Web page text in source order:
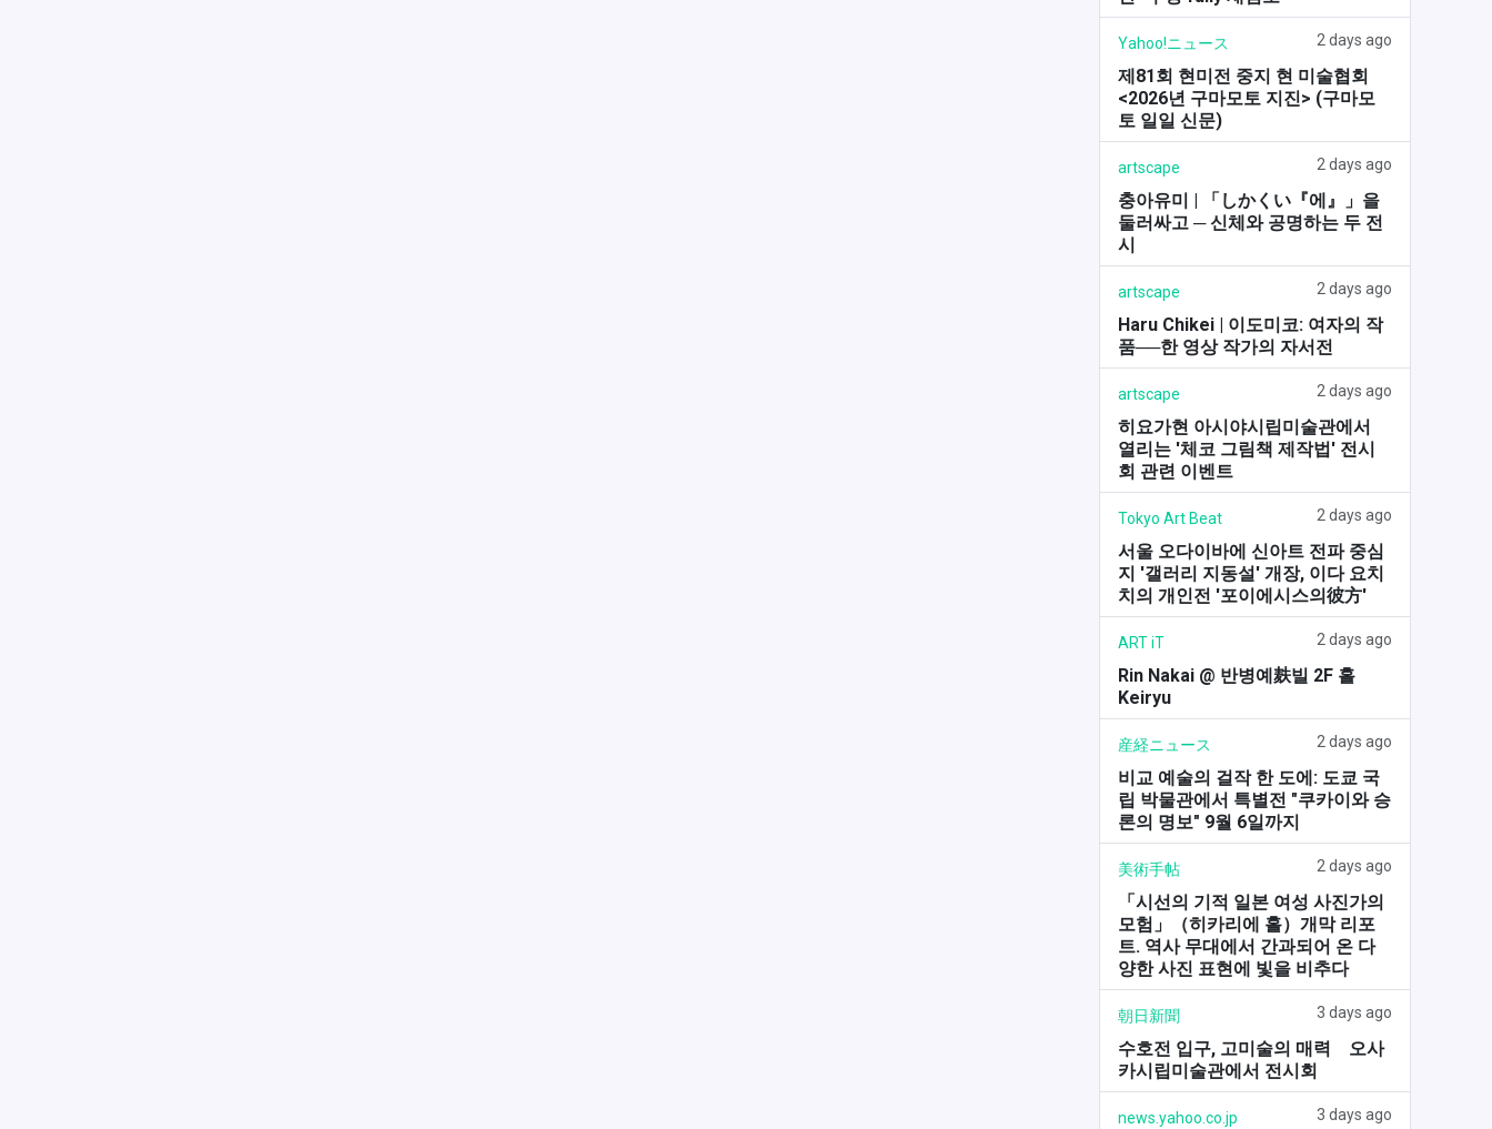
Yahoo!ニュース 2 days ago
제81회 현미전 중지 현 미술협회
<2026년 구마모토 지진> (구마모
토 일일 신문)
artscape 2 days ago
충아유미 | 「しかくい『에』」을
둘러싸고 ─ 신체와 공명하는 두 전
시
artscape 2 days ago
Haru Chikei | 이도미코: 여자의 작
품──한 영상 작가의 자서전
artscape 2 days ago
히요가현 아시야시립미술관에서
열리는 '체코 그림책 제작법' 전시
회 관련 이벤트
Tokyo Art Beat 2 days ago
서울 오다이바에 신아트 전파 중심
지 '갤러리 지동설' 개장, 이다 요치
치의 개인전 '포이에시스의彼方'
ART iT 2 days ago
Rin Nakai @ 반병예麸빌 2F 홀
Keiryu
産経ニュース 2 days ago
비교 예술의 걸작 한 도에: 도쿄 국
립 박물관에서 특별전 "쿠카이와 승
론의 명보" 9월 6일까지
美術手帖 2 days ago
「시선의 기적 일본 여성 사진가의
모험」（히카리에 홀）개막 리포
트. 역사 무대에서 간과되어 온 다
양한 사진 표현에 빛을 비추다
朝日新聞 3 days ago
수호전 입구, 고미술의 매력 오사
카시립미술관에서 전시회
news.yahoo.co.jp 3 days ago